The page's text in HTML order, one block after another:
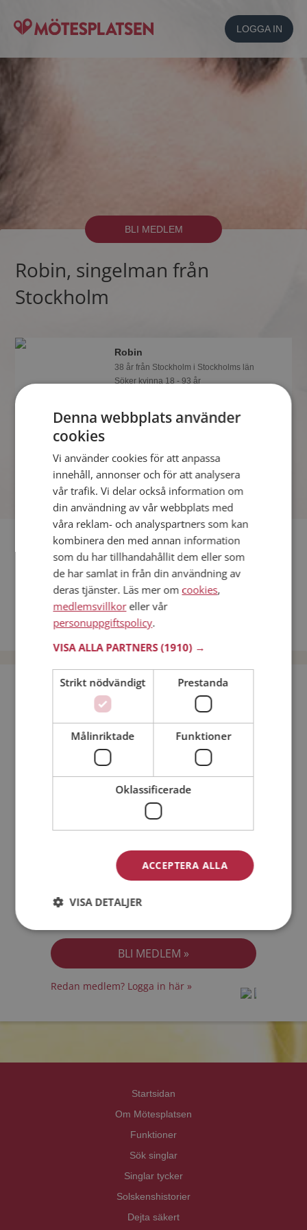
LOGGA IN
BLI MEDLEM
Robin, singelman från
Stockholm
Robin
38 år från Stockholm i Stockholms län
Söker kvinna 18 - 93 år
tar en minut att bli medlem på
Mötesplatsen, sen kan du lära dig allt
Fler singlar
Fler singelmän från Stockholm:Leyo,Devin,Magnus
Kvinnor från Stockholm
Dejta kvinnor i Sverige
Dejta män i Sverige
Bli medlem utan kostnad!
Jag är en: Man Kvinna
Min ålder:
Jag accepterarMedlemsvillkoren
Redan medlem? Logga in här »
Startsidan
Om Mötesplatsen
Funktioner
Sök singlar
Singlar tycker
Solskenshistorier
Dejta säkert
Denna webbplats använder
cookies
Vi använder cookies för att anpassa
innehåll, annonser och för att analysera
vår trafik. Vi delar också information om
din användning av vår webbplats med
våra reklam- och analyspartners som kan
kombinera den med annan information
som du har tillhandahållit dem eller som
de har samlat in från din användning av
deras tjänster. Läs mer om cookies,
medlemsvillkoreller vår
personuppgiftspolicy.
VISA ALLA PARTNERS(1910) →
Strikt nödvändigt Prestanda
Målinriktade Funktioner
Oklassificerade
ACCEPTERA ALLA
VISA DETALJER